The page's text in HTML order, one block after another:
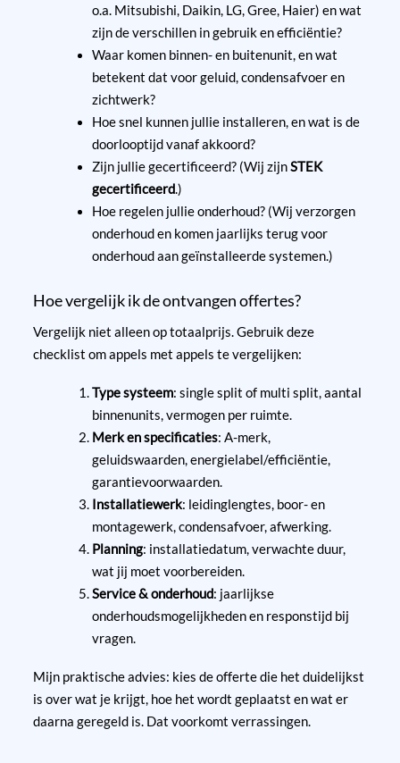
o.a. Mitsubishi, Daikin, LG, Gree, Haier) en wat
zijn de verschillen in gebruik en efficiëntie?
Waar komen binnen- en buitenunit, en wat
betekent dat voor geluid, condensafvoer en
zichtwerk?
Hoe snel kunnen jullie installeren, en wat is de
doorlooptijd vanaf akkoord?
Zijn jullie gecertificeerd? (Wij zijnSTEK
gecertificeerd.)
Hoe regelen jullie onderhoud? (Wij verzorgen
onderhoud en komen jaarlijks terug voor
onderhoud aan geïnstalleerde systemen.)
Hoe vergelijk ik de ontvangen offertes?
Vergelijk niet alleen op totaalprijs. Gebruik deze
checklist om appels met appels te vergelijken:
Type systeem: single split of multi split, aantal
binnenunits, vermogen per ruimte.
Merk en specificaties: A-merk,
geluidswaarden, energielabel/efficiëntie,
garantievoorwaarden.
Installatiewerk: leidinglengtes, boor- en
montagewerk, condensafvoer, afwerking.
Planning: installatiedatum, verwachte duur,
wat jij moet voorbereiden.
Service & onderhoud: jaarlijkse
onderhoudsmogelijkheden en responstijd bij
vragen.
Mijn praktische advies: kies de offerte die het duidelijkst
is over wat je krijgt, hoe het wordt geplaatst en wat er
daarna geregeld is. Dat voorkomt verrassingen.